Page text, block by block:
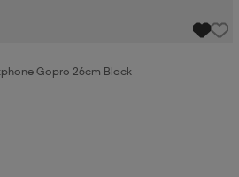
Hama Table Stand Flex Smartphone Gopro 26cm Black